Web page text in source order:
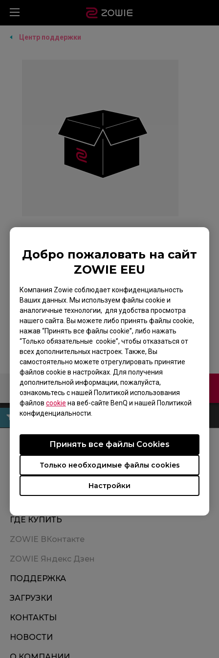
Добро пожаловать на сайт
ZOWIE EEU
Компания Zowie соблюдает конфиденциальность
Ваших данных. Мы используем файлы cookie и
аналогичные технологии, для удобства просмотра
нашего сайта. Вы можете либо принять файлы cookie,
нажав “Принять все файлы cookie”, либо нажать
“Только обязательные cookie”, чтобы отказаться от
всех дополнительных настроек. Также, Вы
самостоятельно можете отрегулировать принятие
файлов cookie в настройках. Для получения
дополнительной информации, пожалуйста,
ознакомьтесь с нашей Политикой использования
файлов cookie на веб-сайте BenQ и нашей Политикой
конфиденциальности.
Настройки
Только необходимые файлы cookies
Принять все файлы Сookies
Центр поддержки
ZOWIE CELERITAS II
DIVINA PINK
Игровая клавиатура
для киберспорта
Связаться с нами
МЫ В СОЦСЕТЯХ
ГДЕ КУПИТЬ
ZOWIE ВКонтакте
ZOWIE Яндекс Дзен
ПОДДЕРЖКА
ЗАГРУЗКИ
КОНТАКТЫ
НОВОСТИ